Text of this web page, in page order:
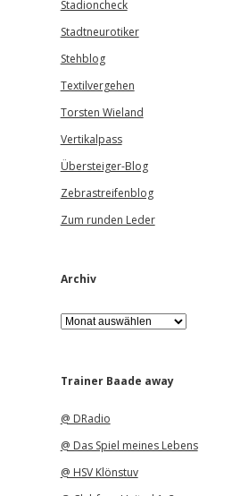
Stadioncheck
Stadtneurotiker
Stehblog
Textilvergehen
Torsten Wieland
Vertikalpass
Übersteiger-Blog
Zebrastreifenblog
Zum runden Leder
Archiv
A
r
iTrainer Baade away
@ DRadio
@ Das Spiel meines Lebens
@ HSV Klönstuv